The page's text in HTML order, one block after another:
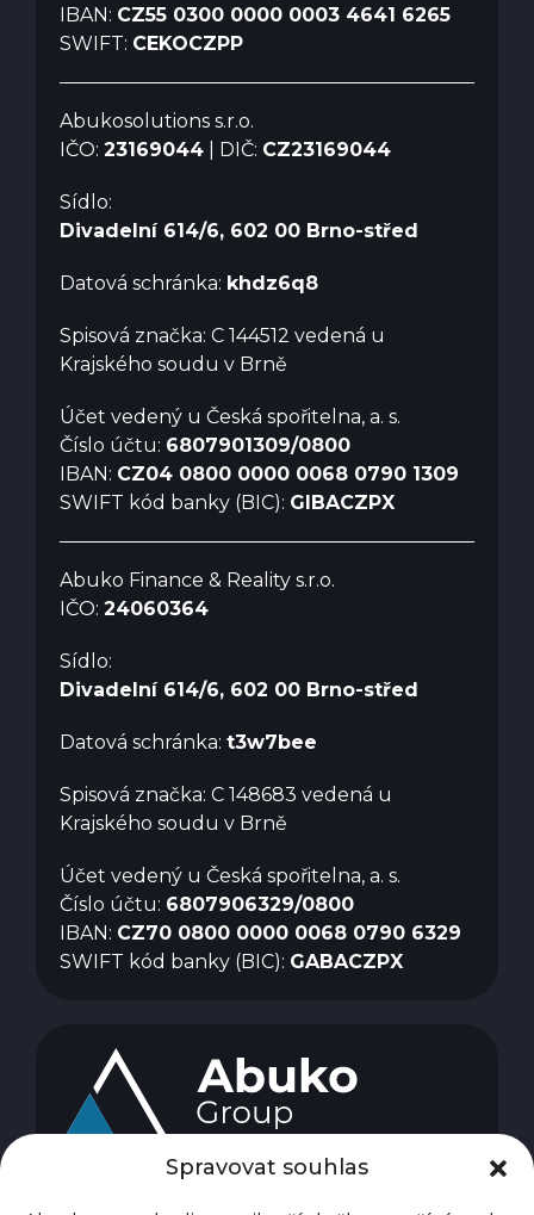
Spravovat souhlas
IBAN: CZ55 0300 0000 0003 4641 6265
SWIFT: CEKOCZPP
Abukosolutions s.r.o.
IČO: 23169044 | DIČ: CZ23169044
Sídlo:
Divadelní 614/6, 602 00 Brno-střed
Datová schránka: khdz6q8
Spisová značka: C 144512 vedená u
Krajského soudu v Brně
Účet vedený u Česká spořitelna, a. s.
Číslo účtu: 6807901309/0800
IBAN: CZ04 0800 0000 0068 0790 1309
SWIFT kód banky (BIC): GIBACZPX
Abuko Finance & Reality s.r.o.
IČO: 24060364
Sídlo:
Divadelní 614/6, 602 00 Brno-střed
Datová schránka: t3w7bee
Spisová značka: C 148683 vedená u
Krajského soudu v Brně
Účet vedený u Česká spořitelna, a. s.
Číslo účtu: 6807906329/0800
IBAN: CZ70 0800 0000 0068 0790 6329
SWIFT kód banky (BIC): GABACZPX